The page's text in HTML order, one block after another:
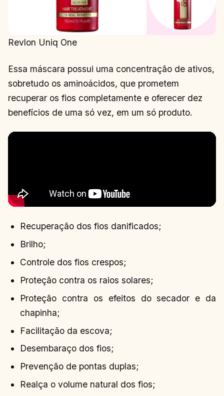
Revlon Uniq One
Essa máscara possui uma concentração de ativos,
sobretudo os aminoácidos, que prometem
recuperar os fios completamente e oferecer dez
benefícios de uma só vez, em um só produto.
Recuperação dos fios danificados;
Brilho;
Controle dos fios crespos;
Proteção contra os raios solares;
Proteção contra os efeitos do secador e da
chapinha;
Facilitação da escova;
Desembaraço dos fios;
Prevenção de pontas duplas;
Realça o volume natural dos fios;